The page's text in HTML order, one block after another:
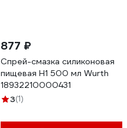
877 ₽
Спрей-смазка силиконовая
пищевая Н1 500 мл Wurth
18932210000431
3(1)